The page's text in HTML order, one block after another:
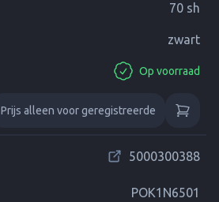
70 sh
zwart
Op voorraad
Prijs alleen voor geregistreerde
5000300388
POK1N6501